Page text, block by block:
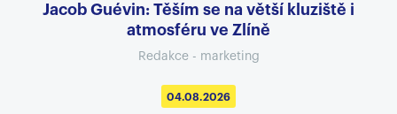
Jacob Guévin: Těším se na větší kluziště i
atmosféru ve Zlíně
Redakce - marketing
04.08.2026